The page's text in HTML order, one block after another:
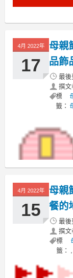
4月 2022年
17
母親
品飾
最後
撰文
標
籤：
4月 2022年
15
母親
餐的
最後
撰文
標
籤： ,